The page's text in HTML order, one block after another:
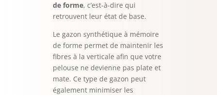
de forme, c’est-à-dire qui
retrouvent leur état de base.
Le gazon synthétique à mémoire
de forme permet de maintenir les
fibres à la verticale afin que votre
pelouse ne devienne pas plate et
mate. Ce type de gazon peut
également minimiser les